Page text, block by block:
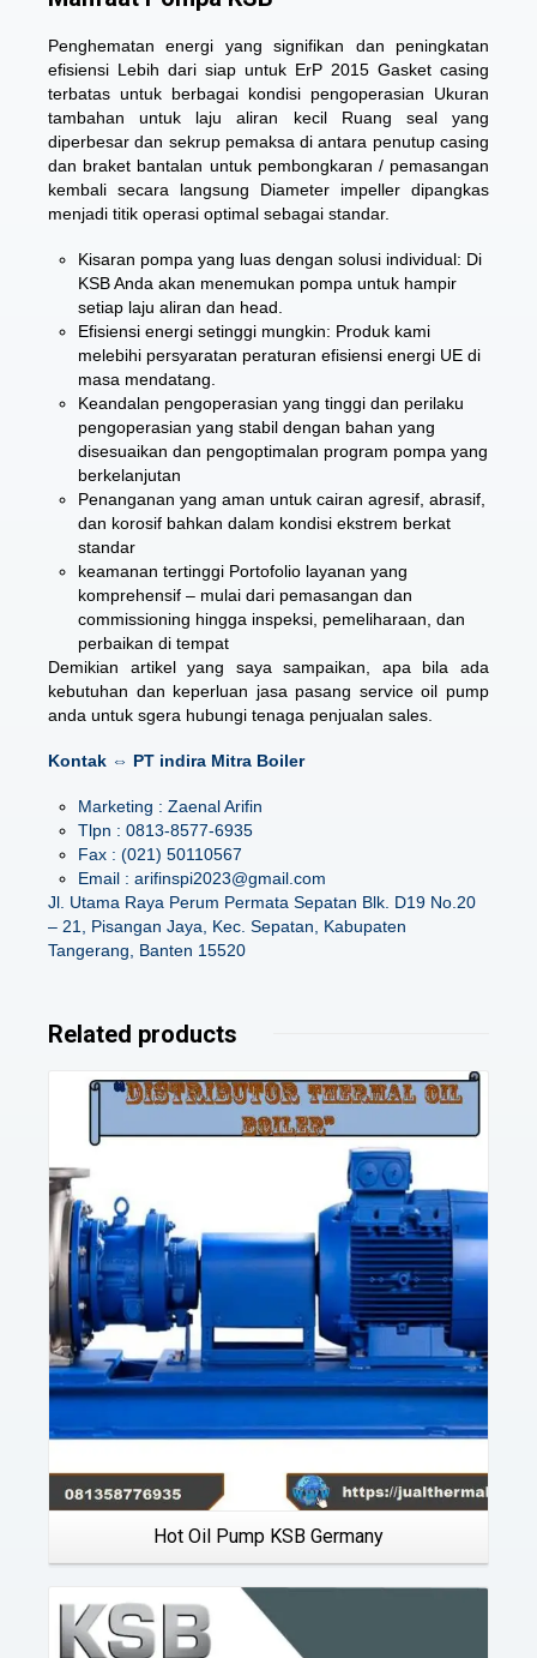
Penghematan energi yang signifikan dan peningkatan
efisiensi Lebih dari siap untuk ErP 2015 Gasket casing
terbatas untuk berbagai kondisi pengoperasian Ukuran
tambahan untuk laju aliran kecil Ruang seal yang
diperbesar dan sekrup pemaksa di antara penutup casing
dan braket bantalan untuk pembongkaran / pemasangan
kembali secara langsung Diameter impeller dipangkas
menjadi titik operasi optimal sebagai standar.
Kisaran pompa yang luas dengan solusi individual: Di
KSB Anda akan menemukan pompa untuk hampir
setiap laju aliran dan head.
Efisiensi energi setinggi mungkin: Produk kami
melebihi persyaratan peraturan efisiensi energi UE di
masa mendatang.
Keandalan pengoperasian yang tinggi dan perilaku
pengoperasian yang stabil dengan bahan yang
disesuaikan dan pengoptimalan program pompa yang
berkelanjutan
Penanganan yang aman untuk cairan agresif, abrasif,
dan korosif bahkan dalam kondisi ekstrem berkat
standar
keamanan tertinggi Portofolio layanan yang
komprehensif – mulai dari pemasangan dan
commissioning hingga inspeksi, pemeliharaan, dan
perbaikan di tempat
Demikian artikel yang saya sampaikan, apa bila ada
kebutuhan dan keperluan jasa pasang service oil pump
anda untuk sgera hubungi tenaga penjualan sales.
Kontak ⇔ PT indira Mitra Boiler
Marketing : Zaenal Arifin
Tlpn : 0813-8577-6935
Fax : (021) 50110567
Email : arifinspi2023@gmail.com
Jl. Utama Raya Perum Permata Sepatan Blk. D19 No.20
– 21, Pisangan Jaya, Kec. Sepatan, Kabupaten
Tangerang, Banten 15520
Related products
Hot Oil Pump KSB Germany